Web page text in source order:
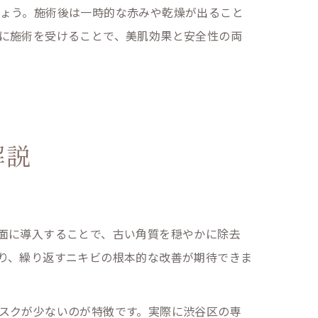
う。施術後は一時的な赤みや乾燥が出ること
施術を受けることで、美肌効果と安全性の両
導入することで、古い角質を穏やかに除去
繰り返すニキビの根本的な改善が期待できま
クが少ないのが特徴です。実際に渋谷区の専